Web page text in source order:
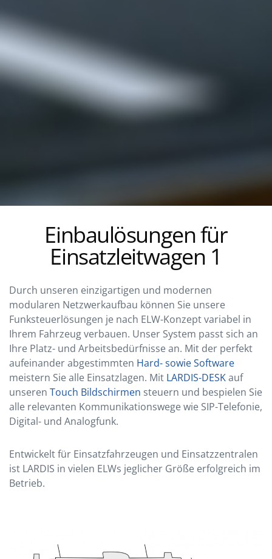
Einbaulösungen für
Einsatzleitwagen 1
Durch unseren einzigartigen und modernen
modularen Netzwerkaufbau können Sie unsere
Funksteuerlösungen je nach ELW-Konzept variabel in
Ihrem Fahrzeug verbauen. Unser System passt sich an
Ihre Platz- und Arbeitsbedürfnisse an. Mit der perfekt
aufeinander abgestimmten Hard- sowie Software
meistern Sie alle Einsatzlagen. Mit LARDIS-DESKauf
unseren Touch Bildschirmen steuern und bespielen Sie
alle relevanten Kommunikationswege wie SIP-Telefonie,
Digital- und Analogfunk.
Entwickelt für Einsatzfahrzeugen und Einsatzzentralen
ist LARDIS in vielen ELWs jeglicher Größe erfolgreich im
Betrieb.